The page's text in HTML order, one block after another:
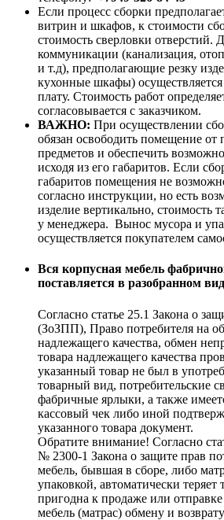
Если процесс сборки
витрин и шкафов, к стоимости
стоимость сверловки отверстий.
коммуникации (канализация,
и т.д), предполагающие резку
кухонные шкафы)
плату. Стоимость работ
согласовывается с заказчиком.
ВАЖНО: При осуществлении
обязан освободить помещение от
предметов и обеспечить
исходя из его габаритов. Если
габаритов помещения не
согласно инструкции, но есть
изделие вертикально, стоимость
у менеджера. Вынос мусора и
осуществляется покупателем
Вся корпусная мебель
поставляется в разобранном
Согласно статье 25.1 Закона о
(ЗоЗПП), Право потребителя на
надлежащего качества, обмен
товара надлежащего качества
указанный товар не был в
товарный вид, потребительские
фабричные ярлыки, а также
кассовый чек либо иной
указанного товара документ.
Обратите внимание! Согласно
№ 2300-1 Закона о защите прав
мебель, бывшая в сборе, либо
упаковкой, автоматически
пригодна к продаже или
мебель (матрас) обмену и